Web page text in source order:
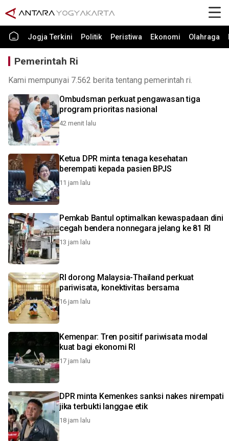
Jogja Terkini Politik Peristiwa Ekonomi Olahraga
Pemerintah Ri
Kami mempunyai 7.562 berita tentang pemerintah ri.
Ombudsman perkuat pengawasan tiga
program prioritas nasional
42 menit lalu
Ketua DPR minta tenaga kesehatan
berempati kepada pasien BPJS
11 jam lalu
Pemkab Bantul optimalkan kewaspadaan dini
cegah bendera nonnegara jelang ke 81 RI
13 jam lalu
RI dorong Malaysia-Thailand perkuat
pariwisata, konektivitas bersama
16 jam lalu
Kemenpar: Tren positif pariwisata modal
kuat bagi ekonomi RI
17 jam lalu
DPR minta Kemenkes sanksi nakes nirempati
jika terbukti langgae etik
18 jam lalu